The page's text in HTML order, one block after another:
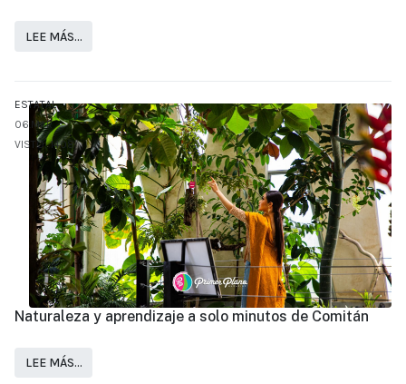
LEE MÁS…
ESTATAL
06.MAR
VISTO: 1408
Naturaleza y aprendizaje a solo minutos de Comitán
LEE MÁS…